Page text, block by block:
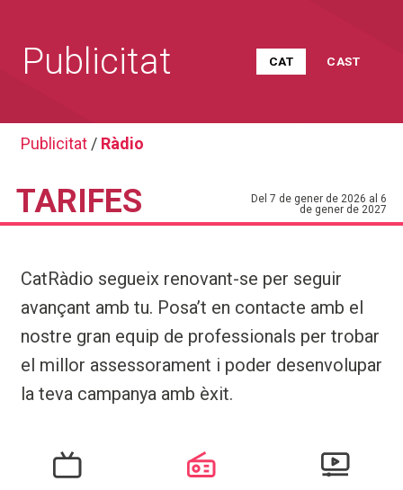
Publicitat CAT CAST
Skip
Publicitat / Ràdio
TARIFES
Del 7 de gener de 2026 al 6
de gener de 2027
CatRàdio segueix renovant-se per seguir
avançant amb tu. Posa’t en contacte amb el
nostre gran equip de professionals per trobar
el millor assessorament i poder desenvolupar
la teva campanya amb èxit.